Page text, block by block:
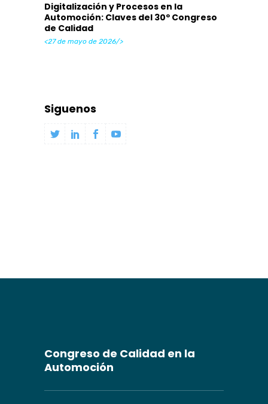
Digitalización y Procesos en la
Automoción: Claves del 30º Congreso
de Calidad
<27 de mayo de 2026/>
Siguenos
Congreso de Calidad en la
Automoción